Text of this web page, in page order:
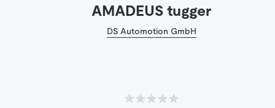
AMADEUS tugger
DS Automotion GmbH